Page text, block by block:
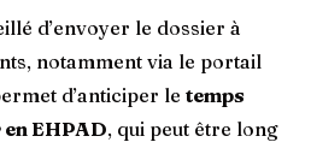
d’envoyer le dossier à
notamment via le portail
d’anticiper le temps
EHPAD, qui peut être long